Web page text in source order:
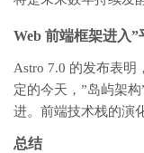
Web 前端框架进入
Astro 7.0 的发布表明
定的今天，”岛屿架
进。前端技术栈的演
总结